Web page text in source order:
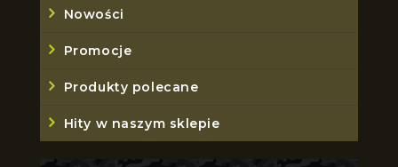
Nowości
Promocje
Produkty polecane
Hity w naszym sklepie